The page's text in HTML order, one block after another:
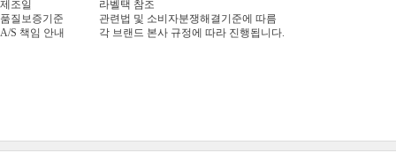
제조일
라벨택 참조
품질보증기준
관련법 및 소비자분쟁해결기준에 따름
A/S 책임 안내
각 브랜드 본사 규정에 따라 진행됩니다.